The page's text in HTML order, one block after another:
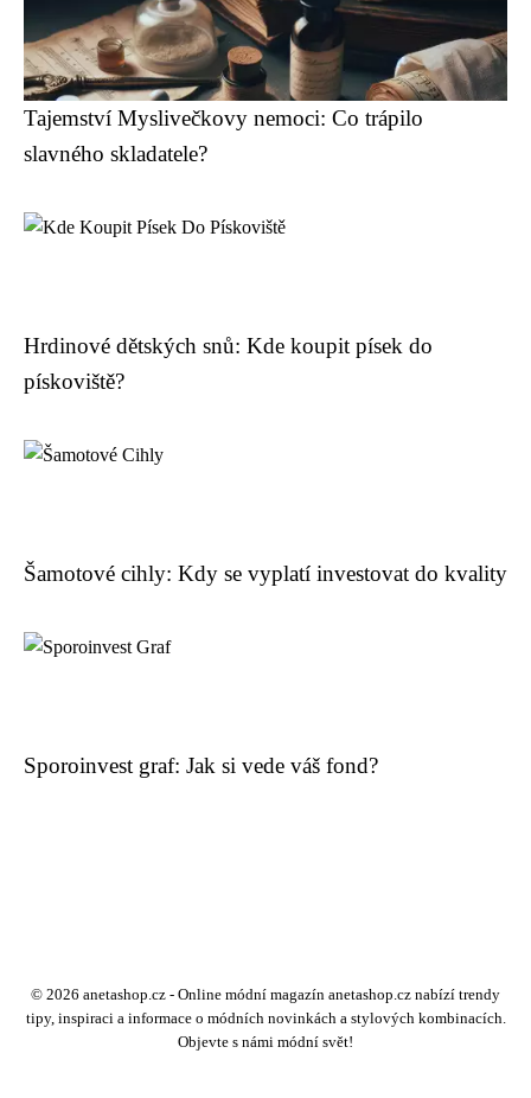
Tajemství Myslivečkovy nemoci: Co trápilo
slavného skladatele?
Hrdinové dětských snů: Kde koupit písek do
pískoviště?
Šamotové cihly: Kdy se vyplatí investovat do kvality
Sporoinvest graf: Jak si vede váš fond?
© 2026 anetashop.cz - Online módní magazín anetashop.cz nabízí trendy
tipy, inspiraci a informace o módních novinkách a stylových kombinacích.
Objevte s námi módní svět!